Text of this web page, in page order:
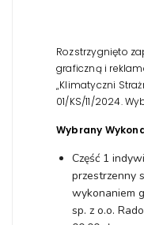
Rozstrzygnięto
graficzną i
„Klimatyczni
01/KS/11/2024.
Wybrany
Część 1
przestrzenny
wykonaniem
sp. z o.o.